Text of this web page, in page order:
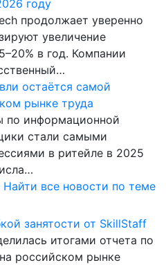
году
продолжает уверенно
увеличение
в год. Компании
остаётся самой
рынке труда
по информационной
стали самыми
в ритейле в 2025
Найти все новости по теме
занятости от SkillStaff
итогами отчета по
российском рынке